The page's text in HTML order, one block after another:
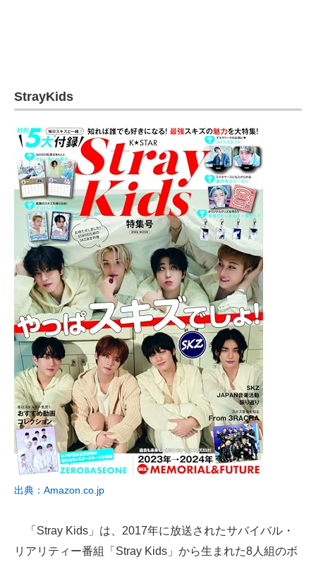
StrayKids
出典：Amazon.co.jp
「Stray Kids」は、2017年に放送されたサバイバル・
リアリティー番組「Stray Kids」から生まれた8人組のボ